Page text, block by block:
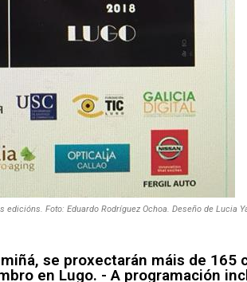
Foto: Eduardo Rodríguez Ochoa. Deseño de Lucia
se proxectarán máis de 165
en Lugo. - A programación